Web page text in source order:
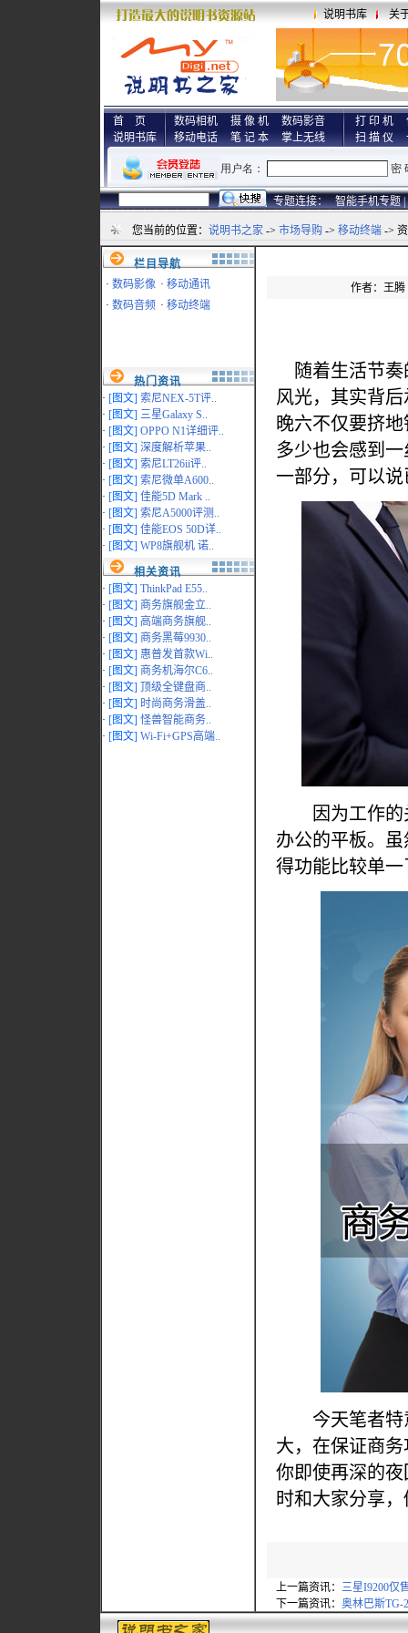
说明书库 关
首 页
说明书库
数码相机 摄 像 机
数码影音
移动电话
笔 记 本 掌上无线
打 印 机
扫 描 仪
专题连接： 智能手机专题 |
您当前的位置： 说明书之家 -> 市场导购 -> 移动终端 ->
栏目导航
· 数码影像 · 移动通讯
· 数码音频 · 移动终端
热门资讯
· [图文] 索尼NEX-5T评..
· [图文] 三星Galaxy S..
· [图文] OPPO N1详细评..
· [图文] 深度解析苹果..
· [图文] 索尼LT26ii评..
· [图文] 索尼微单A600..
· [图文] 佳能5D Mark ..
· [图文] 索尼A5000评测..
· [图文] 佳能EOS 50D详..
· [图文] WP8旗舰机 诺..
相关资讯
· [图文] ThinkPad E55..
· [图文] 商务旗舰金立..
· [图文] 高端商务旗舰..
· [图文] 商务黑莓9930..
· [图文] 惠普发首款Wi..
· [图文] 商务机海尔C6..
· [图文]
顶级全键盘商..
· [图文] 时尚商务滑盖..
· [图文] 怪兽智能商务..
· [图文] Wi-Fi+GPS高端..
作者：王腾
随着生活节奏
风光，其实背
晚六不仅要挤
多少也会感到
一部分，可以
因为工作的关
办公的平板。
得功能比较单
今天笔者特意
大，在保证商
你即使再深的
时和大家分享
上一篇资讯： 三星I9200仅
下一篇资讯： 奥林巴斯TG-